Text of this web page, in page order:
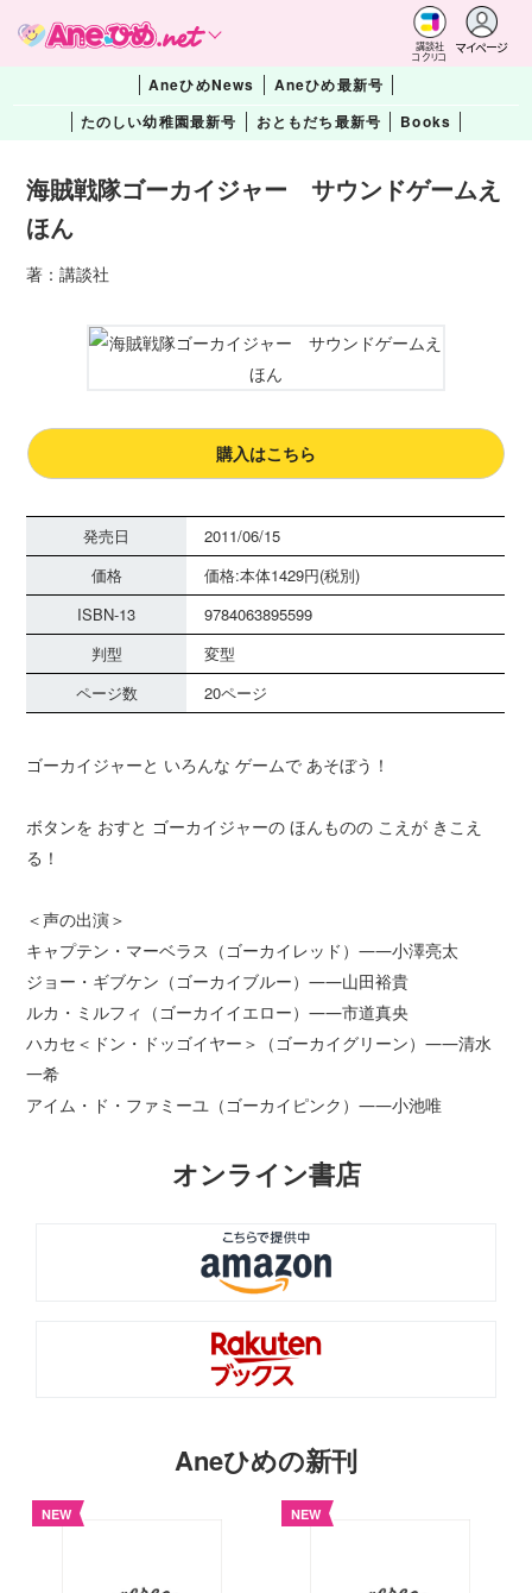
講談社
コクリコ
マイページ
AneひめNews
Aneひめ最新号
たのしい幼稚園最新号
おともだち最新号 Books
海賊戦隊ゴーカイジャー サウンドゲームえ
ほん
著：講談社
購入はこちら
発売日
2011/06/15
価格
価格:本体1429円(税別)
ISBN-13
9784063895599
判型
変型
ページ数
20ページ
ゴーカイジャーと いろんな ゲームで あそぼう！
ボタンを おすと ゴーカイジャーの ほんものの こえが きこえ
る！
＜声の出演＞
キャプテン・マーベラス（ゴーカイレッド）――小澤亮太
ジョー・ギブケン（ゴーカイブルー）――山田裕貴
ルカ・ミルフィ（ゴーカイイエロー）――市道真央
ハカセ＜ドン・ドッゴイヤー＞（ゴーカイグリーン）――清水
一希
アイム・ド・ファミーユ（ゴーカイピンク）――小池唯
オンライン書店
Aneひめの新刊
NEW NEW